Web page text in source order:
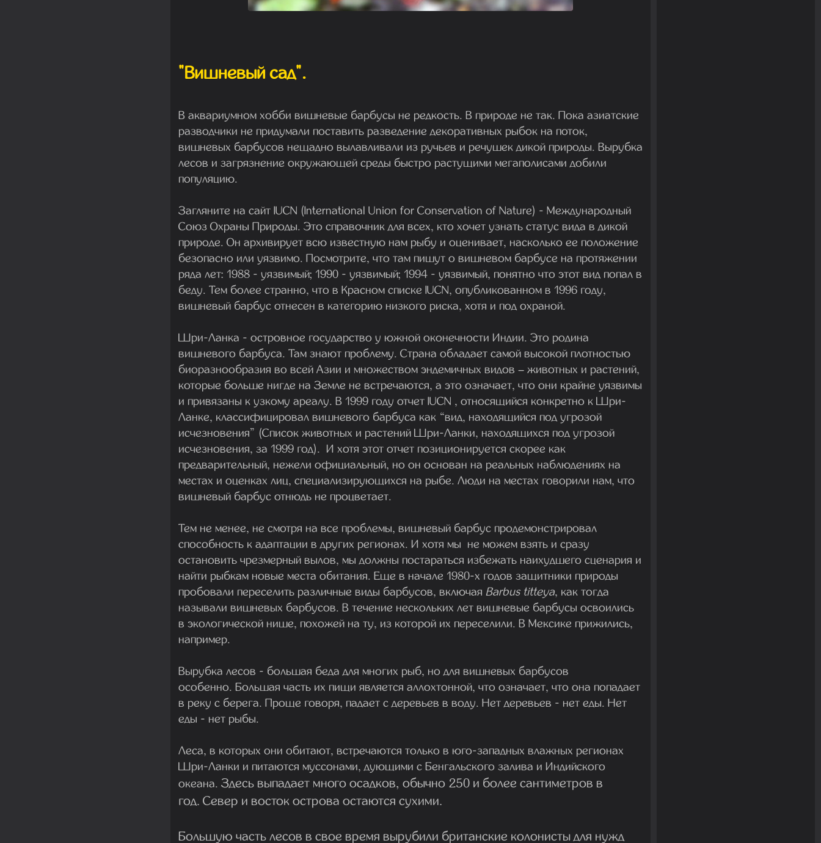
"Вишневый сад".
В аквариумном хобби вишневые барбусы не редкость. В природе не так. Пока азиатские
разводчики не придумали поставить разведение декоративных рыбок на поток,
вишневых барбусов нещадно вылавливали из ручьев и речушек дикой природы. Вырубка
лесов и загрязнение окружающей среды быстро растущими мегаполисами добили
популяцию.
Загляните на сайт IUCN (International Union for Conservation of Nature) - Международный
Союз Охраны Природы. Это справочник для всех, кто хочет узнать статус вида в дикой
природе. Он архивирует всю известную нам рыбу и оценивает, насколько ее положение
безопасно или уязвимо. Посмотрите, что там пишут о вишневом барбусе на протяжении
ряда лет: 1988 - уязвимый; 1990 - уязвимый; 1994 - уязвимый, понятно что этот вид попал в
беду. Тем более странно, что в Красном списке IUCN, опубликованном в 1996 году,
вишневый барбус отнесен в категорию низкого риска, хотя и под охраной.
Шри-Ланка - островное государство у южной оконечности Индии. Это родина
вишневого барбуса. Там знают проблему. Страна обладает самой высокой плотностью
биоразнообразия во всей Азии и множеством эндемичных видов – животных и растений,
которые больше нигде на Земле не встречаются, а это означает, что они крайне уязвимы
и привязаны к узкому ареалу. В 1999 году отчет IUCN , относящийся конкретно к Шри-
Ланке, классифицировал вишневого барбуса как “вид, находящийся под угрозой
исчезновения” (Список животных и растений Шри-Ланки, находящихся под угрозой
исчезновения, за 1999 год). И хотя этот отчет позиционируется скорее как
предварительный, нежели официальный, но он основан на реальных наблюдениях на
местах и оценках лиц, специализирующихся на рыбе. Люди на местах говорили нам, что
вишневый барбус отнюдь не процветает.
Тем не менее, не смотря на все проблемы, вишневый барбус продемонстрировал
способность к адаптации в других регионах. И хотя мы не можем взять и сразу
остановить чрезмерный вылов, мы должны постараться избежать наихудшего сценария и
найти рыбкам новые места обитания. Еще в начале 1980-х годов защитники природы
пробовали переселить различные виды барбусов, включая Barbus titteya, как тогда
называли вишневых барбусов. В течение нескольких лет вишневые барбусы освоились
в экологической нише, похожей на ту, из которой их переселили. В Мексике прижились,
например.
Вырубка лесов - большая беда для многих рыб, но для вишневых барбусов
особенно. Большая часть их пищи является аллохтонной, что означает, что она попадает
в реку с берега. Проще говоря, падает с деревьев в воду. Нет деревьев - нет еды. Нет
еды - нет рыбы.
Леса, в которых они обитают, встречаются только в юго-западных влажных регионах
Шри-Ланки и питаются муссонами, дующими с Бенгальского залива и Индийского
океана. Здесь выпадает много осадков, обычно 250 и более сантиметров в
год. Север и восток острова остаются сухими.
Большую часть лесов в свое время вырубили британские колонисты для нужд